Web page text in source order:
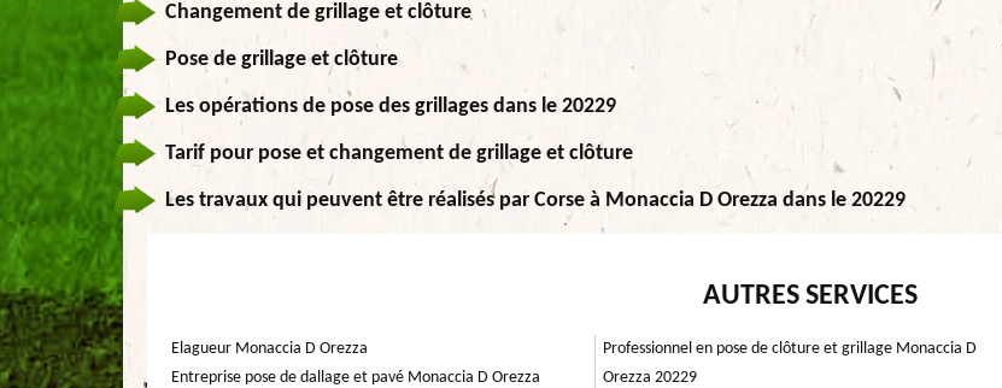
Changement de grillage et clôture
Pose de grillage et clôture
Les opérations de pose des grillages dans le 20229
Tarif pour pose et changement de grillage et clôture
Les travaux qui peuvent être réalisés par Corse à Monaccia D Orezza dans le 20229
AUTRES SERVICES
Elagueur Monaccia D Orezza
Entreprise pose de dallage et pavé Monaccia D Orezza
Professionnel en pose de clôture et grillage Monaccia D
Orezza 20229